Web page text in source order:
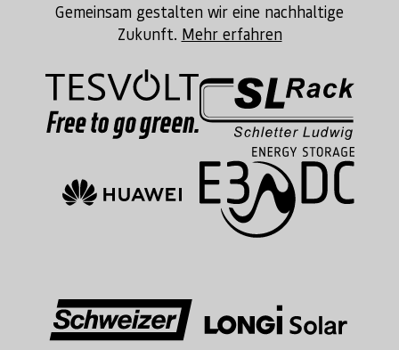
Gemeinsam gestalten wir eine nachhaltige
Zukunft. Mehr erfahren